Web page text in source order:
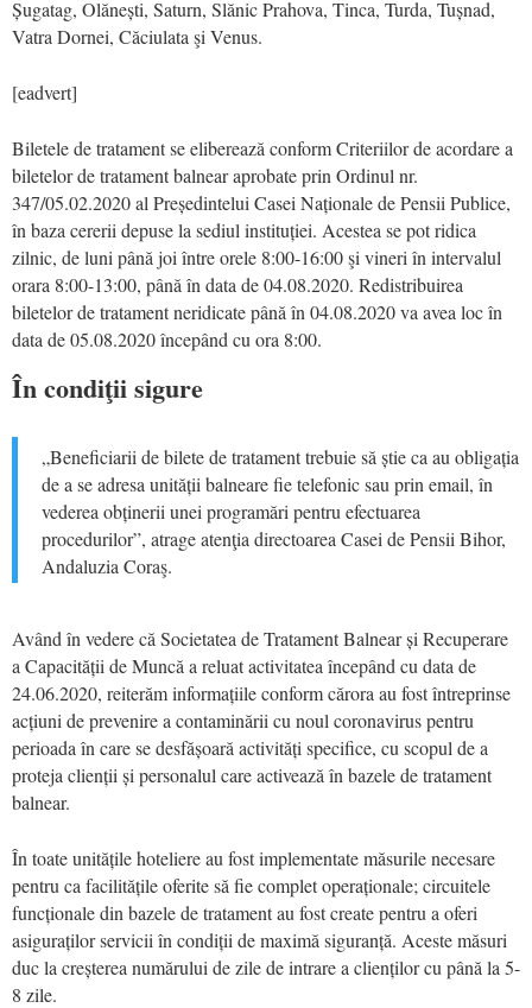
Șugatag, Olănești, Saturn, Slănic Prahova, Tinca, Turda, Tușnad,
Vatra Dornei, Căciulata şi Venus.
[eadvert]
Biletele de tratament se eliberează conform Criteriilor de acordare a
biletelor de tratament balnear aprobate prin Ordinul nr.
347/05.02.2020 al Președintelui Casei Naționale de Pensii Publice,
în baza cererii depuse la sediul instituției. Acestea se pot ridica
zilnic, de luni până joi între orele 8:00-16:00 şi vineri în intervalul
orara 8:00-13:00, până în data de 04.08.2020. Redistribuirea
biletelor de tratament neridicate până în 04.08.2020 va avea loc în
data de 05.08.2020 începând cu ora 8:00.
În condiţii sigure
„Beneficiarii de bilete de tratament trebuie să știe ca au obligația
de a se adresa unității balneare fie telefonic sau prin email, în
vederea obținerii unei programări pentru efectuarea
procedurilor”, atrage atenţia directoarea Casei de Pensii Bihor,
Andaluzia Coraş.
Având în vedere că Societatea de Tratament Balnear și Recuperare
a Capacității de Muncă a reluat activitatea începând cu data de
24.06.2020, reiterăm informațiile conform cărora au fost întreprinse
acțiuni de prevenire a contaminării cu noul coronavirus pentru
perioada în care se desfășoară activități specifice, cu scopul de a
proteja clienții și personalul care activează în bazele de tratament
balnear.
În toate unitățile hoteliere au fost implementate măsurile necesare
pentru ca facilitățile oferite să fie complet operaționale; circuitele
funcționale din bazele de tratament au fost create pentru a oferi
asiguraților servicii în condiții de maximă siguranță. Aceste măsuri
duc la creșterea numărului de zile de intrare a clienților cu până la 5-
8 zile.